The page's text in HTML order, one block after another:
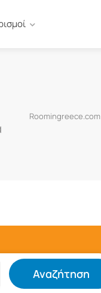
Roomingreece.com
Αναζήτηση